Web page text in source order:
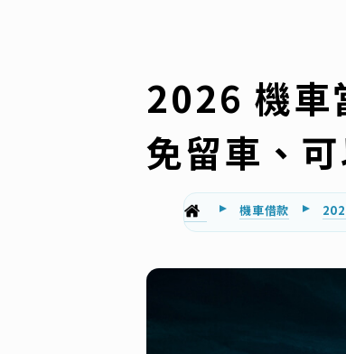
2026 機車
免留車、
機車借款